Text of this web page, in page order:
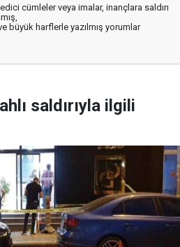
cümleler veya imalar, inançlara saldırı
büyük harflerle yazılmış yorumlar
saldırıyla ilgili